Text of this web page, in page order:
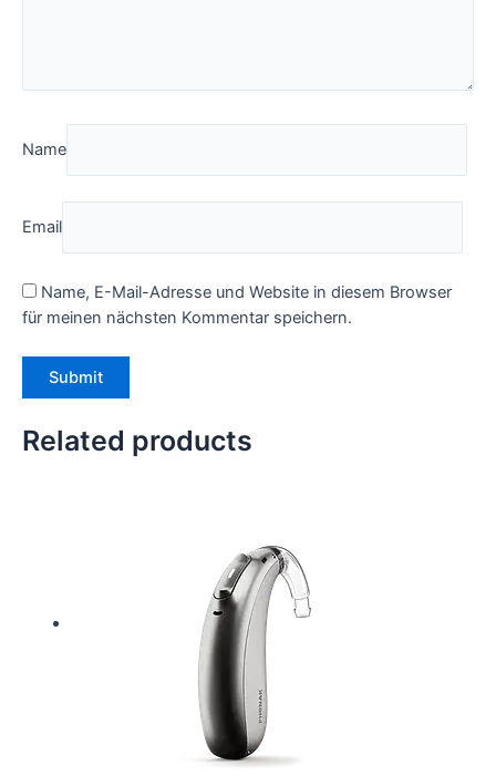
Name
Email
Name, E-Mail-Adresse und Website in diesem Browser
für meinen nächsten Kommentar speichern.
Related products